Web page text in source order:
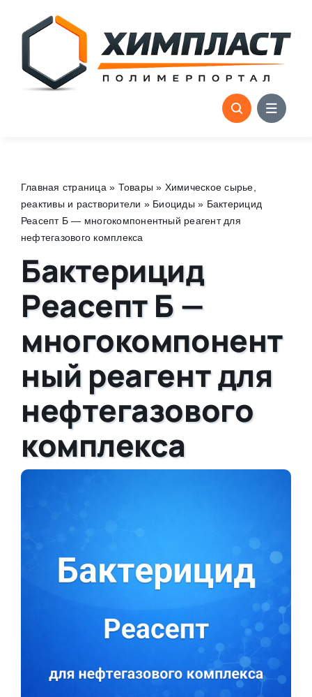
content
Главная страница » Товары » Химическое сырье,
реактивы и растворители » Биоциды » Бактерицид
Реасепт Б — многокомпонентный реагент для
нефтегазового комплекса
Бактерицид
Реасепт Б —
многокомпонент
ный реагент для
нефтегазового
комплекса